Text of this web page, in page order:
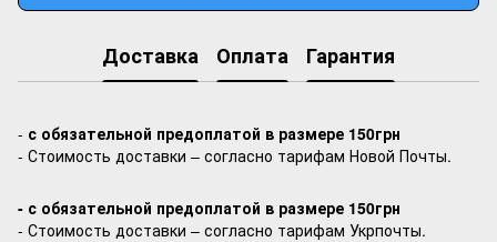
Доставка Оплата Гарантия
- с обязательной предоплатой в размере 150грн
- Стоимость доставки – согласно тарифам Новой Почты.
- с обязательной предоплатой в размере 150грн
- Стоимость доставки – согласно тарифам Укрпочты.